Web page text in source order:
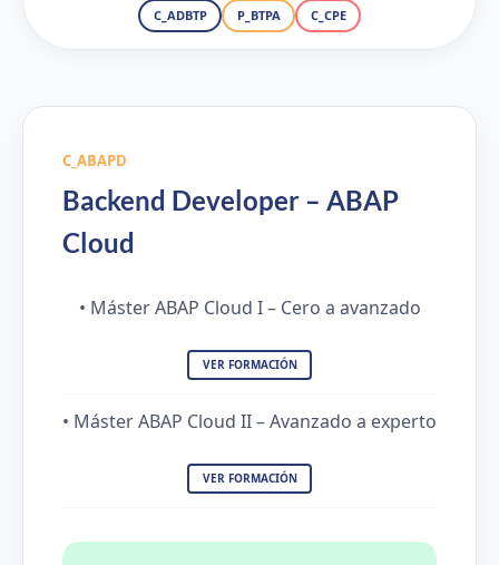
C_ADBTP P_BTPA C_CPE
C_ABAPD
Backend Developer – ABAP
Cloud
• Máster ABAP Cloud I – Cero a avanzado
VER FORMACIÓN
• Máster ABAP Cloud II – Avanzado a experto
VER FORMACIÓN